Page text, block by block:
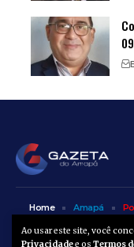
Ao usar este site, você
Privacidadee os Termos
Home Amapá
Bem Estar